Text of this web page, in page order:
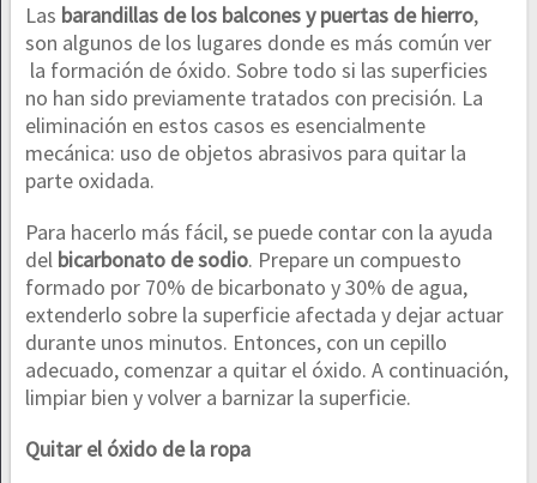
Las barandillas de los balcones y puertas de hierro,
son algunos de los lugares donde es más común ver
la formación de óxido. Sobre todo si las superficies
no han sido previamente tratados con precisión. La
eliminación en estos casos es esencialmente
mecánica: uso de objetos abrasivos para quitar la
parte oxidada.
Para hacerlo más fácil, se puede contar con la ayuda
del bicarbonato de sodio. Prepare un compuesto
formado por 70% de bicarbonato y 30% de agua,
extenderlo sobre la superficie afectada y dejar actuar
durante unos minutos. Entonces, con un cepillo
adecuado, comenzar a quitar el óxido. A continuación,
limpiar bien y volver a barnizar la superficie.
Quitar el óxido de la ropa